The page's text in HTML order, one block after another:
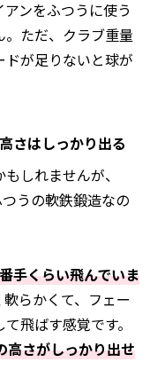
ンをふつうに使う
ただ、クラブ重量
が足りないと球が
さはしっかり出る
しれませんが、
うの軟鉄鍛造なの
手くらい飛んでいま
らかくて、フェー
飛ばす感覚です。
高さがしっかり出せ